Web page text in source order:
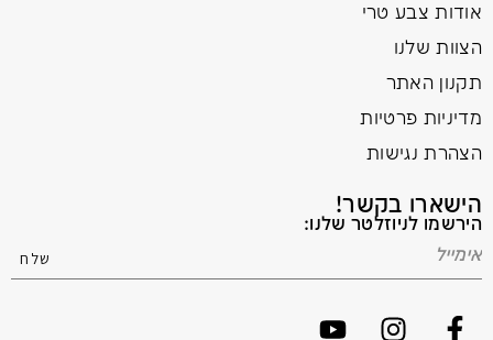
אודות צבע טרי
הצוות שלנו
תקנון האתר
מדיניות פרטיות
הצהרת נגישות
הישארו בקשר!
הירשמו לניוזלטר שלנו: